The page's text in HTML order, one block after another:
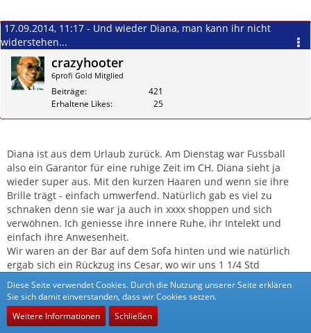
17.09.2014, 11:17 - Und wieder Diana, man kann ihr nicht
widerstehen...
crazyhooter
6profi Gold Mitglied
Beiträge
421
Erhaltene Likes
25
Diana ist aus dem Urlaub zurück. Am Dienstag war Fussball
also ein Garantor für eine ruhige Zeit im CH. Diana sieht ja
wieder super aus. Mit den kurzen Haaren und wenn sie ihre
Brille trägt - einfach umwerfend. Natürlich gab es viel zu
schnaken denn sie war ja auch in xxxx shoppen und sich
verwöhnen. Ich geniesse ihre innere Ruhe, ihr Intelekt und
einfach ihre Anwesenheit.
Wir waren an der Bar auf dem Sofa hinten und wie natürlich
ergab sich ein Rückzug ins Cesar, wo wir uns 1 1/4 Std
Rundum-Wohlfühl-Paket ab.
Es hat wieder einige neue (junge bis sehr junge) WG's im CH.
Die eine oder andere mag durchaus Potential haben. Ob sie
Zitieren
Diese Seite verwendet Cookies. Durch die Nutzung unserer Seite erklären
Sie sich damit einverstanden, dass wir Cookies setzen.
Weitere Informationen
Schließen